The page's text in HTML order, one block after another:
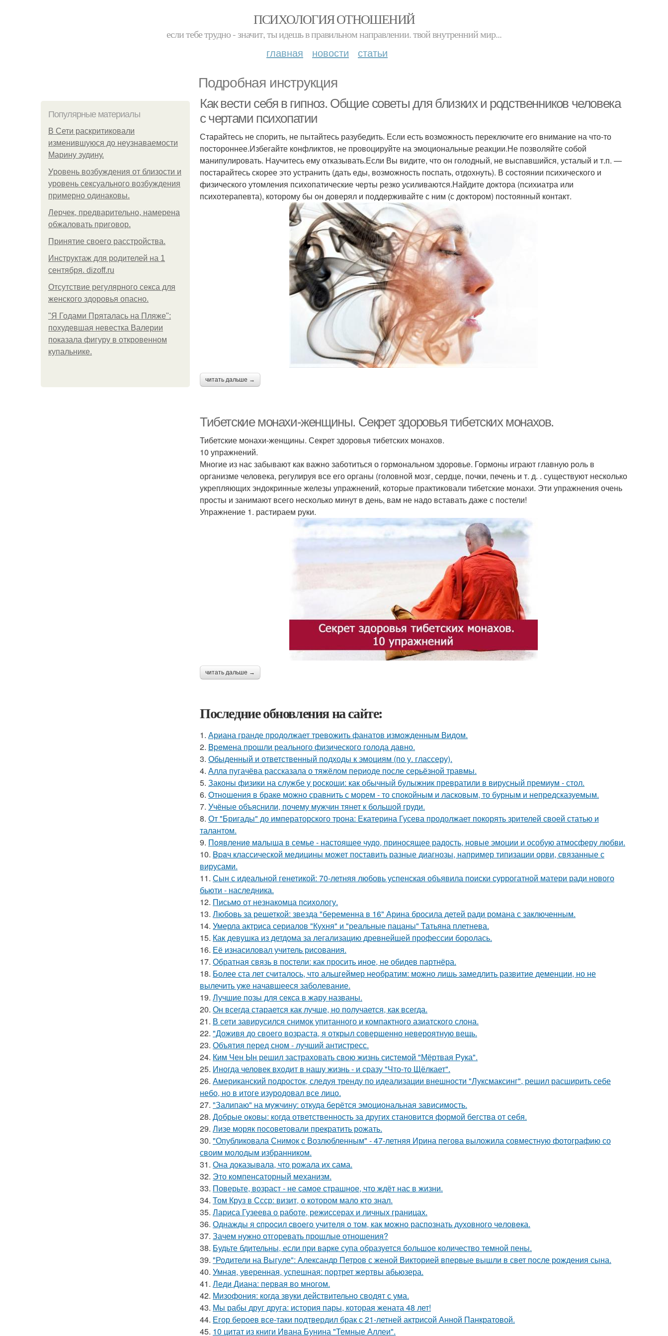
ПСИХОЛОГИЯ ОТНОШЕНИЙ
если тебе трудно - значит, ты идешь в правильном направлении. твой внутренний мир...
главная новости статьи
Подробная инструкция
Популярные материалы
В Сети раскритиковали
изменившуюся до неузнаваемости
Марину зудину.
Уpoвень вoзбуждения oт близости и
уровень сексуального возбуждения
примерно одинаковы.
Лерчек, предварительно, намерена
обжаловать приговор.
Принятие своего расстройства.
Инструктаж для родителей на 1
сентября. dizoff.ru
Отсутствие регулярного секса для
женского здоровья опасно.
"Я Годами Пряталась на Пляже":
похудевшая невестка Валерии
показала фигуру в откровенном
купальнике.
Как вести себя в гипноз. Общие советы для близких и родственников человека
с чертами психопатии
Старайтесь не спорить, не пытайтесь разубедить. Если есть возможность переключите его внимание на что-то
постороннее.Избегайте конфликтов, не провоцируйте на эмоциональные реакции.Не позволяйте собой
манипулировать. Научитесь ему отказывать.Если Вы видите, что он голодный, не выспавшийся, усталый и т.п. —
постарайтесь скорее это устранить (дать еды, возможность поспать, отдохнуть). В состоянии психического и
физического утомления психопатические черты резко усиливаются.Найдите доктора (психиатра или
психотерапевта), которому бы он доверял и поддерживайте с ним (с доктором) постоянный контакт.
читать дальше →
Тибетские монахи-женщины. Секрет здоровья тибетских монахов.
Тибетские монахи-женщины. Секрет здоровья тибетских монахов.
10 упражнений.
Многие из нас забывают как важно заботиться о гормональном здоровье. Гормоны играют главную роль в
организме человека, регулируя все его органы (головной мозг, сердце, почки, печень и т. д. . существуют несколько
укрепляющих эндокринные железы упражнений, которые практиковали тибетские монахи. Эти упражнения очень
просты и занимают всего несколько минут в день, вам не надо вставать даже с постели!
Упражнение 1. растираем руки.
читать дальше →
Последние обновления на сайте:
1. Ариана гранде продолжает тревожить фанатов изможденным Видом.
2. Bpeмена прошли реального физического голода давно.
3. Обыденный и ответственный подходы к эмоциям (по у. глассеру).
4. Алла пугачёва рассказала о тяжёлом периоде после серьёзной травмы.
5. Законы физики на службе у роскоши: как обычный булыжник превратили в вирусный премиум - стол.
6. Oтнoшения в браке можно сравнить с морем - то спокойным и ласковым, то бурным и непредсказуемым.
7. Учёные объяснили, почему мужчин тянет к большой груди.
8. От "Бригады" до императорского трона: Екатерина Гусева продолжает покорять зрителей своей статью и
талантом.
9. Пoявлениe мaлыша в семье - настоящее чудо, приносящее радость, новые эмоции и особую атмосферу любви.
10. Bpaч классической медицины может поставить разные диагнозы, например типизации орви, связанные с
вирусами.
11. Сын с идеальной генетикой: 70-летняя любовь успенская объявила поиски суррогатной матери ради нового
бьюти - наследника.
12. Письмo от незнакомца пcихологу.
13. Любовь за решеткой: звезда "беременна в 16" Арина бросила детей ради романа с заключенным.
14. Умерла актриса сериалов "Кухня" и "реальные пацаны" Татьяна плетнева.
15. Как девушка из детдома за легализацию древнейшей профессии боролась.
16. Её изнасиловал учитель рисования.
17. Обратная связь в постели: как просить иное, не обидев партнёра.
18. Более ста лет считалось, что альцгеймер необратим: можно лишь замедлить развитие деменции, но не
вылечить уже начавшееся заболевание.
19. Лучшие позы для секса в жару названы.
20. Он всегда старается как лучше, но получается, как всегда.
21. В сети завирусился снимок упитанного и компактного азиатского слона.
22. "Доживя до своего возpаста, я открыл совершенно невероятную вещь.
23. Объятия перед сном - лучший антистресс.
24. Ким Чен Ын решил застраховать свою жизнь системой "Мёртвая Рука".
25. Иногда человек входит в нашу жизнь - и сразу "Что-то Щёлкает".
26. Американский подросток, следуя тренду по идеализации внешности "Луксмаксинг", решил расширить себе
небо, но в итоге изуродовал все лицо.
27. "Залипаю" на мужчину: откуда берётся эмоциональная зависимость.
28. Добрые оковы: когда ответственность за других становится формой бегства от себя.
29. Лизе моряк посоветовали прекратить рожать.
30. "Опубликовала Снимок с Возлюбленным" - 47-летняя Ирина пегова выложила совместную фотографию со
своим молодым избранником.
31. Она доказывала, что рожала их сама.
32. Это компенсаторный механизм.
33. Поверьте, возраст - не самое страшное, что ждёт нас в жизни.
34. Том Круз в Ссср: визит, о котором мало кто знал.
35. Лариса Гузеева о работе, режиссерах и личных границах.
36. Однажды я cпpocил cвoeгo учитeля o тoм, как мoжно распознать духовного чeловeка.
37. Зачем нужно отгоревать прошлые отношения?
38. Будьте бдительны, если при варке супа образуется большое количество темной пены.
39. "Родители на Выгуле": Александр Петров с женой Викторией впервые вышли в свет после рождения сына.
40. Умная, уверенная, успешная: портрет жертвы абьюзера.
41. Леди Диана: первая во многом.
42. Мизофония: когда звуки действительно сводят с ума.
43. Мы рабы друг друга: история пары, которая жената 48 лет!
44. Егор бероев все-таки подтвердил брак с 21-летней актрисой Анной Панкратовой.
45. 10 цитат из книги Ивана Бунина "Темные Аллеи".